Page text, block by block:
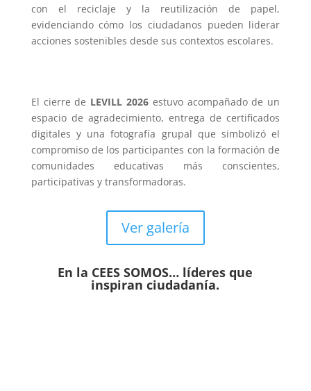
con el reciclaje y la reutilización de papel,
evidenciando cómo los ciudadanos pueden liderar
acciones sostenibles desde sus contextos escolares.
El cierre de LEVILL 2026 estuvo acompañado de un
espacio de agradecimiento, entrega de certificados
digitales y una fotografía grupal que simbolizó el
compromiso de los participantes con la formación de
comunidades educativas más conscientes,
participativas y transformadoras.
Ver galería
En la CEES SOMOS… líderes que
inspiran ciudadanía.